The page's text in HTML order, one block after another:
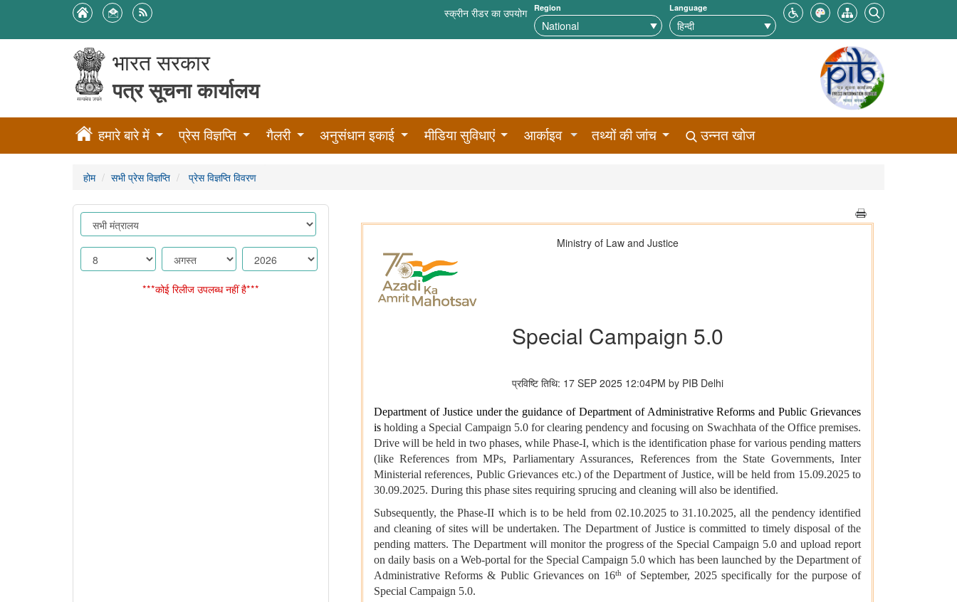
स्क्रीन रीडर का उपयोग Region Language
भारत सरकार
पत्र सूचना कार्यालय
हमारे बारे में प्रेस विज्ञप्ति गैलरी अनुसंधान इकाई मीडिया सुविधाएं आर्काइव तथ्यों की जांच उन्नत खोज
होम सभी प्रेस विज्ञप्ति प्रेस विज्ञप्ति विवरण
***कोई रिलीज उपलब्ध नहीं है***